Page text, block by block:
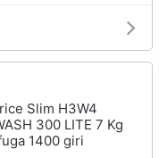
Slim H3W4
300 LITE 7 Kg
1400 giri